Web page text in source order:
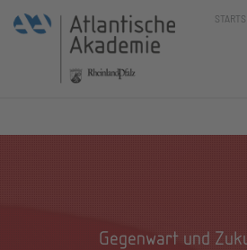
Gegenwart und